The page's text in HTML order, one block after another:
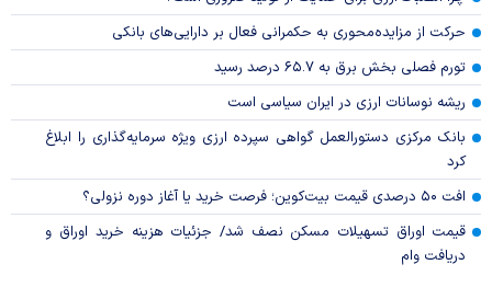
حرکت از مزایده‌محوری به حکمرانی فعال بر دارایی‌های بانکی
تورم فصلی بخش برق به ۶۵.۷ درصد رسید
ریشه نوسانات ارزی در ایران سیاسی است
بانک مرکزی دستورالعمل گواهی سپرده ارزی ویژه سرمایه‌گذاری را ابلاغ
کرد
افت ۵۰ درصدی قیمت بیت‌کوین؛ فرصت خرید یا آغاز دوره نزولی؟
قیمت اوراق تسهیلات مسکن نصف شد/ جزئیات هزینه خرید اوراق و
دریافت وام